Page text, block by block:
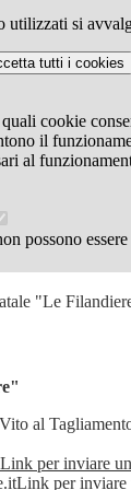
utilizzati si
tutti i cookies
cookie
il
al
possono
"Le
al
Link per inviare
Link per inviare